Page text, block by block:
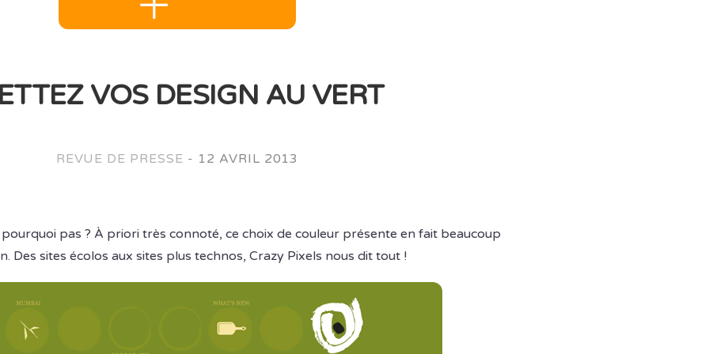
VOS DESIGN AU VERT
REVUE DE PRESSE - 12 AVRIL 2013
pas ? À priori très connoté, ce choix de couleur présente en fait beaucoup
Des sites écolos aux sites plus technos, Crazy Pixels nous dit tout !